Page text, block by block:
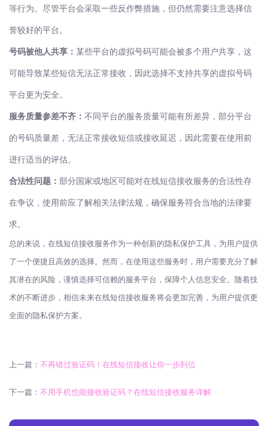
等行为。尽管平台会采取一些反作弊措施，但仍然需要注意选择信
誉较好的平台。
号码被他人共享： 某些平台的虚拟号码可能会被多个用户共享，这
可能导致某些短信无法正常接收，因此选择不支持共享的虚拟号码
平台更为安全。
服务质量参差不齐： 不同平台的服务质量可能有所差异，部分平台
的号码质量差，无法正常接收短信或接收延迟，因此需要在使用前
进行适当的评估。
合法性问题： 部分国家或地区可能对在线短信接收服务的合法性存
在争议，使用前应了解相关法律法规，确保服务符合当地的法律要
求。
总的来说，在线短信接收服务作为一种创新的隐私保护工具，为用户提供
了一个便捷且高效的选择。然而，在使用这些服务时，用户需要充分了解
其潜在的风险，谨慎选择可信赖的服务平台，保障个人信息安全。随着技
术的不断进步，相信未来在线短信接收服务将会更加完善，为用户提供更
全面的隐私保护方案。
上一篇： 不再错过验证码！在线短信接收让你一步到位
下一篇： 不用手机也能接收验证码？在线短信接收服务详解